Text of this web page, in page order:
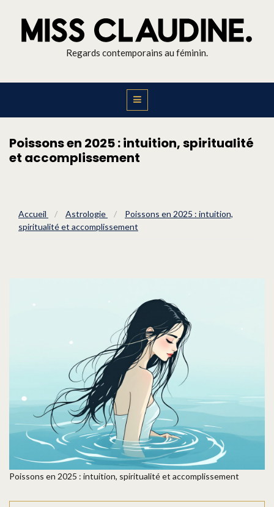
Regards contemporains au féminin.
Poissons en 2025 : intuition, spiritualité
et accomplissement
Accueil / Astrologie /
Poissons en 2025 : intuition,
spiritualité et accomplissement
Poissons en 2025 : intuition, spiritualité et accomplissement